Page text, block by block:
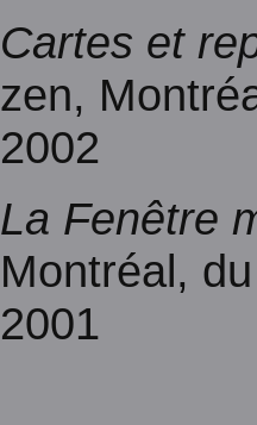
Cartes et
zen,
2002
La Fenêtre
Montréal,
2001